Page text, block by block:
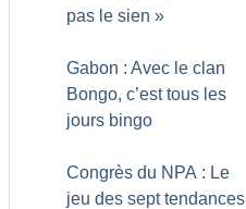
pas le sien »
Gabon : Avec le clan
Bongo, c’est tous les
jours bingo
Congrès du NPA : Le
jeu des sept tendances